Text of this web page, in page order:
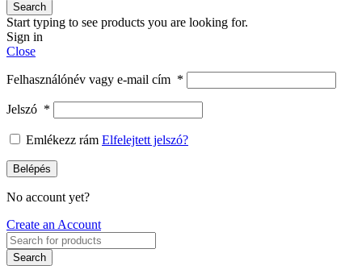
Search
Start typing to see products you are looking for.
Sign in
Close
Felhasználónév vagy e-mail cím *
Jelszó *
Emlékezz rám Elfelejtett jelszó?
Belépés
No account yet?
Create an Account
Search